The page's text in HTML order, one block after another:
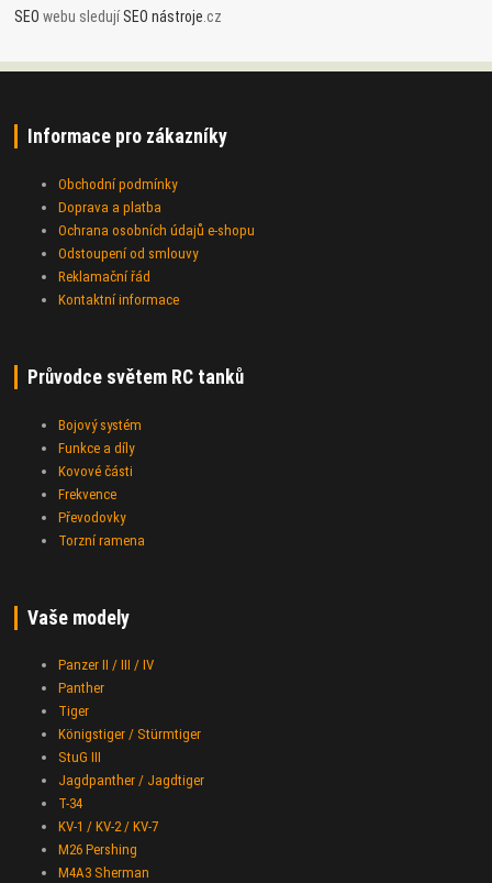
SEO webu sledujíSEO nástroje.cz
Informace pro zákazníky
Obchodní podmínky
Doprava a platba
Ochrana osobních údajů e-shopu
Odstoupení od smlouvy
Reklamační řád
Kontaktní informace
Průvodce světem RC tanků
Bojový systém
Funkce a díly
Kovové části
Frekvence
Převodovky
Torzní ramena
Vaše modely
Panzer II / III / IV
Panther
Tiger
Königstiger / Stürmtiger
StuG III
Jagdpanther / Jagdtiger
T-34
KV-1 / KV-2 / KV-7
M26 Pershing
M4A3 Sherman